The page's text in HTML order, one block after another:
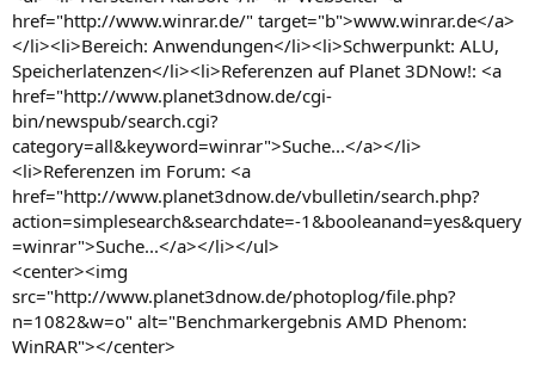
href="http://www.winrar.de/" target="b">www.winrar.de</a>
</li><li>Bereich: Anwendungen</li><li>Schwerpunkt: ALU,
Speicherlatenzen</li><li>Referenzen auf Planet 3DNow!: <a
href="http://www.planet3dnow.de/cgi-
bin/newspub/search.cgi?
category=all&keyword=winrar">Suche...</a></li>
<li>Referenzen im Forum: <a
href="http://www.planet3dnow.de/vbulletin/search.php?
action=simplesearch&searchdate=-1&booleanand=yes&query
=winrar">Suche...</a></li></ul>
<center><img
src="http://www.planet3dnow.de/photoplog/file.php?
n=1082&w=o" alt="Benchmarkergebnis AMD Phenom:
WinRAR"></center>